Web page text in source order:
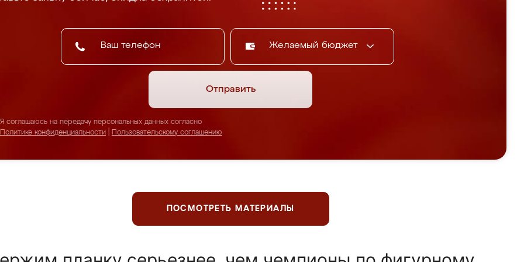
Желаемый бюджет
Отправить
Я соглашаюсь на передачу персональных данных согласно
Политике конфиденциальности
Пользовательскому соглашению
ПОСМОТРЕТЬ МАТЕРИАЛЫ